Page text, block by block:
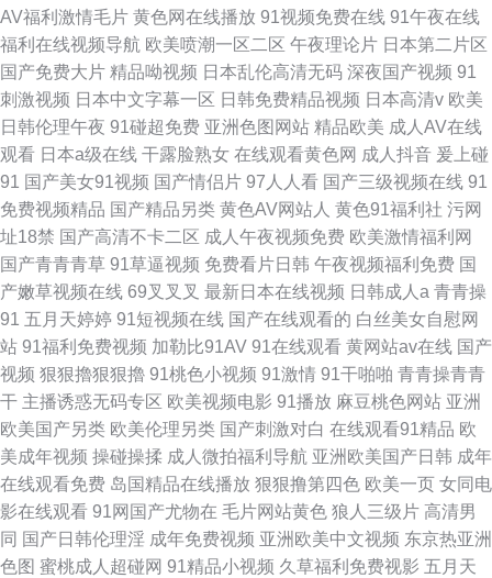
AV福利激情毛片 黄色网在线播放 91视频免费在线 91午夜在线
福利在线视频导航 欧美喷潮一区二区 午夜理论片 日本第二片区
国产免费大片 精品呦视频 日本乱伦高清无码 深夜国产视频 91
刺激视频 日本中文字幕一区 日韩免费精品视频 日本高清v 欧美
日韩伦理午夜 91碰超免费 亚洲色图网站 精品欧美 成人AV在线
观看 日本a级在线 干露脸熟女 在线观看黄色网 成人抖音 爰上碰
91 国产美女91视频 国产情侣片 97人人看 国产三级视频在线 91
免费视频精品 国产精品另类 黄色AV网站人 黄色91福利社 污网
址18禁 国产高清不卡二区 成人午夜视频免费 欧美激情福利网
国产青青青草 91草逼视频 免费看片日韩 午夜视频福利免费 国
产嫩草视频在线 69叉叉叉 最新日本在线视频 日韩成人a 青青操
91 五月天婷婷 91短视频在线 国产在线观看的 白丝美女自慰网
站 91福利免费视频 加勒比91AV 91在线观看 黄网站av在线 国产
视频 狠狠擼狠狠擼 91桃色小视频 91激情 91干啪啪 青青操青青
干 主播诱惑无码专区 欧美视频电影 91播放 麻豆桃色网站 亚洲
欧美国产另类 欧美伦理另类 国产刺激对白 在线观看91精品 欧
美成年视频 操碰操揉 成人微拍福利导航 亚洲欧美国产日韩 成年
在线观看免费 岛国精品在线播放 狠狠撸第四色 欧美一页 女同电
影在线观看 91网国产尤物在 毛片网站黄色 狼人三级片 高清男
同 国产日韩伦理淫 成年免费视频 亚洲欧美中文视频 东京热亚洲
色图 蜜桃成人超碰网 91精品小视频 久草福利免费视影 五月天